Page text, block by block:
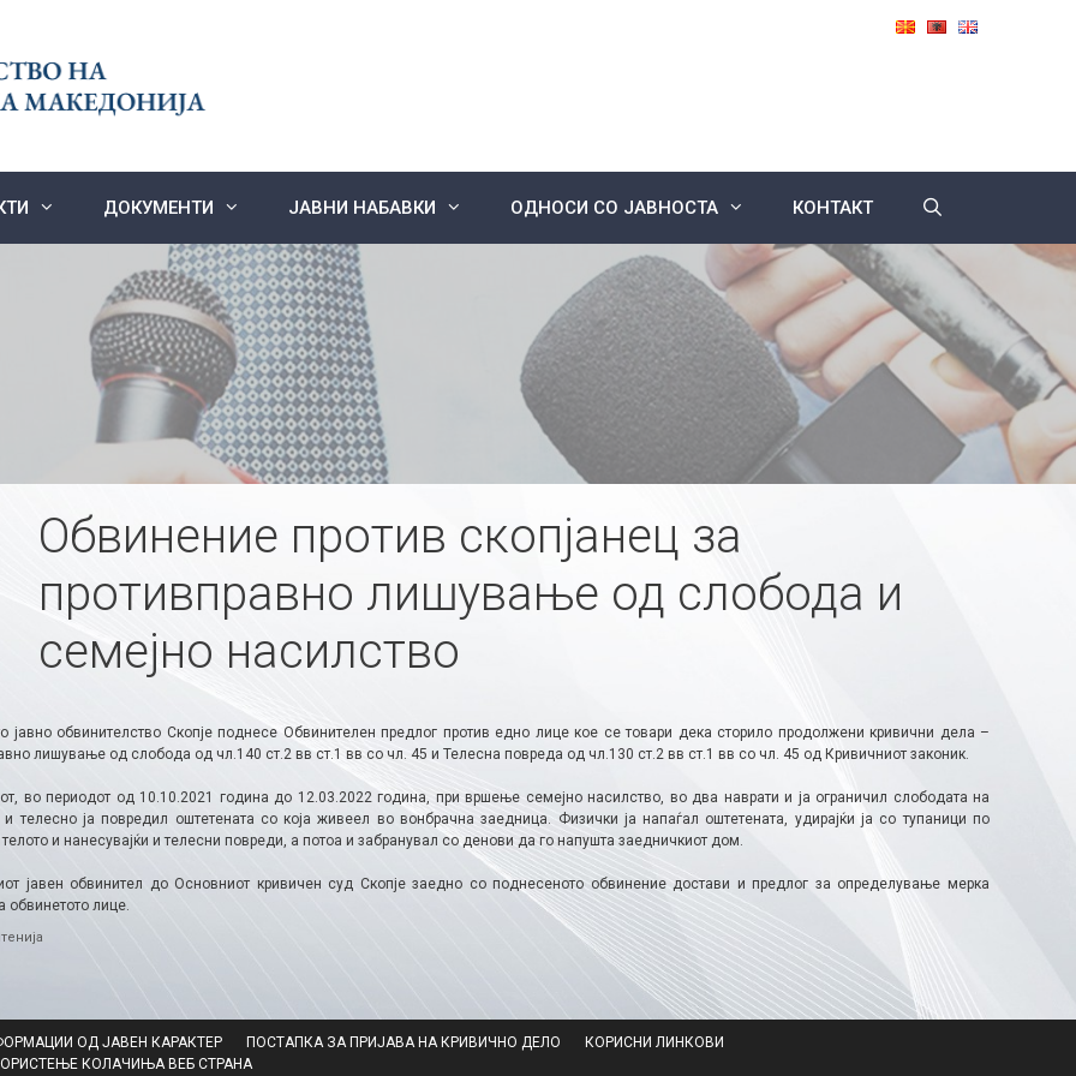
ДОКУМЕНТИ ЈАВНИ НАБАВКИ ОДНОСИ СО ЈАВНОСТА КОНТАКТ
Обвинение против скопјанец за
противправно лишување од слобода и
семејно насилство
јавно обвинителство Скопје поднесе Обвинителен предлог против едно лице кое се товари дека сторило продолжени кривични дела –
лишување од слобода од чл.140 ст.2 вв ст.1 вв со чл. 45 и Телесна повреда од чл.130 ст.2 вв ст.1 вв со чл. 45 од Кривичниот законик.
во периодот од 10.10.2021 година до 12.03.2022 година, при вршење семејно насилство, во два наврати и ја ограничил слободата на
телесно ја повредил оштетената со која живеел во вонбрачна заедница. Физички ја напаѓал оштетената, удирајќи ја со тупаници по
телото и нанесувајќи и телесни повреди, а потоа и забранувал со денови да го напушта заедничкиот дом.
јавен обвинител до Основниот кривичен суд Скопје заедно со поднесеното обвинение достави и предлог за определување мерка
обвинетото лице.​
ОД ЈАВЕН КАРАКТЕР ПОСТАПКА ЗА ПРИЈАВА НА КРИВИЧНО ДЕЛО
КОРИСНИ ЛИНКОВИ
КОЛАЧИЊА ВЕБ СТРАНА